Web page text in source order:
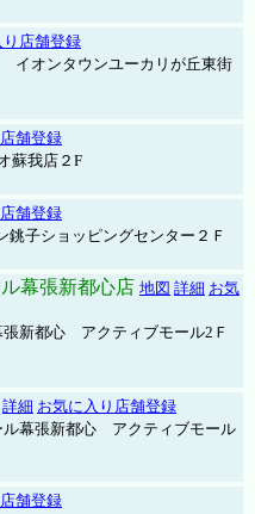
り店舗登録
オンタウンユーカリが丘東街
舗登録
蘇我店２F
舗登録
銚子ショッピングセンター２Ｆ
幕張新都心店 地図 詳細 お気
新都心 アクティブモール2Ｆ
詳細 お気に入り店舗登録
ル幕張新都心 アクティブモール
舗登録